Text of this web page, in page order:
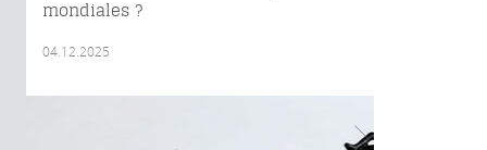
mondiales ?
04.12.2025